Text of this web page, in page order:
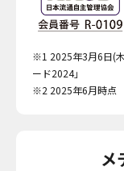
※1 2025年3月6日(
ード2024」
※2 2025年6月時点
メ